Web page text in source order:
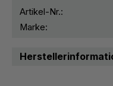
Artikel-Nr.:
Marke: